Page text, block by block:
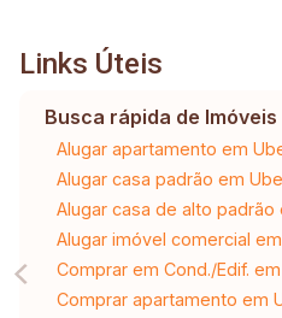
Links Úteis
Busca rápida de Imóveis
Alugar apartamento em
Alugar casa padrão em
Alugar casa de alto padrão
Alugar imóvel comercial
Comprar em Cond./Edif.
Comprar apartamento em